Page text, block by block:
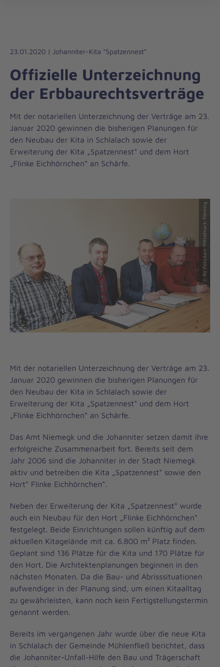
Liebe
Leben
23.01.2020 | Johanniter-Kita "Spatzennest"
Offizielle Unterzeichnung
der Erbbaurechtsverträge
Mit der notariellen Unterzeichnung der Verträge am 23.
Januar 2020 gewinnen die bisherigen Planungen für
den Neubau der Kita in Schlalach sowie der
Erweiterung der Kita „Spatzennest“ und dem Hort
„Flinke Eichhörnchen“ an Schärfe.
© RV Potsdam-Mittelmark-Fläming
Mit der notariellen Unterzeichnung der Verträge am 23.
Januar 2020 gewinnen die bisherigen Planungen für
den Neubau der Kita in Schlalach sowie der
Erweiterung der Kita „Spatzennest“ und dem Hort
„Flinke Eichhörnchen“ an Schärfe.
Das Amt Niemegk und die Johanniter setzen damit ihre
erfolgreiche Zusammenarbeit fort. Bereits seit dem
Jahr 2006 sind die Johanniter in der Stadt Niemegk
aktiv und betreiben die Kita „Spatzennest“ sowie den
Hort“ Flinke Eichhörnchen“.
Neben der Erweiterung der Kita „Spatzennest“ wurde
auch ein Neubau für den Hort „Flinke Eichhörnchen“
festgelegt. Beide Einrichtungen sollen künftig auf dem
aktuellen Kitagelände mit ca. 6.800 m² Platz finden.
Geplant sind 136 Plätze für die Kita und 170 Plätze für
den Hort. Die Architektenplanungen beginnen in den
nächsten Monaten. Da die Bau- und Abrisssituationen
aufwendiger in der Planung sind, um einen Kitaalltag
zu gewährleisten, kann noch kein Fertigstellungstermin
genannt werden.
Bereits im vergangenen Jahr wurde über die neue Kita
in Schlalach der Gemeinde Mühlenfließ berichtet, dass
die Johanniter-Unfall-Hilfe den Bau und Trägerschaft